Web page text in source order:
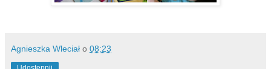
Agnieszka Wleciał o 08:23